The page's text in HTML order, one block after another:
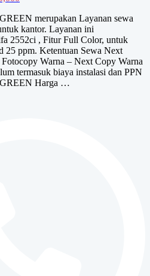
Rp2,400,000
hingga
Rp2,750,000
merupakan Layanan sewa
kantor. Layanan ini
2552ci , Fitur Full Color, untuk
25 ppm. Ketentuan Sewa Next
Warna – Next Copy Warna
termasuk biaya instalasi dan PPN
GREEN Harga …